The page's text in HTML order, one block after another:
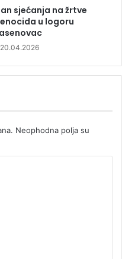
sjećanja na žrtve
u logoru
20.04.2026
Neophodna polja su